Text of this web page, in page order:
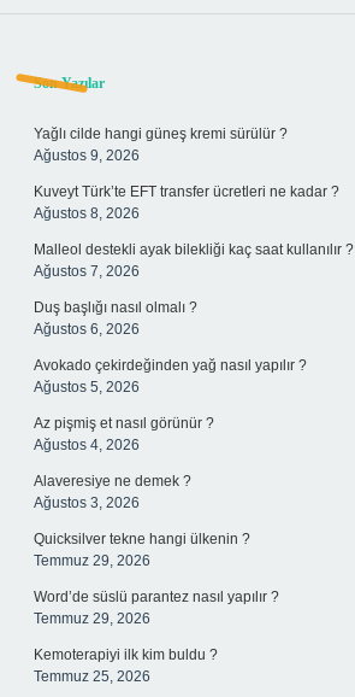
Sidebar
Son Yazılar
Yağlı cilde hangi güneş kremi sürülür ?
Ağustos 9, 2026
Kuveyt Türk’te EFT transfer ücretleri ne kadar ?
Ağustos 8, 2026
Malleol destekli ayak bilekliği kaç saat kullanılır ?
Ağustos 7, 2026
Duş başlığı nasıl olmalı ?
Ağustos 6, 2026
Avokado çekirdeğinden yağ nasıl yapılır ?
Ağustos 5, 2026
Az pişmiş et nasıl görünür ?
Ağustos 4, 2026
Alaveresiye ne demek ?
Ağustos 3, 2026
Quicksilver tekne hangi ülkenin ?
Temmuz 29, 2026
Word’de süslü parantez nasıl yapılır ?
Temmuz 29, 2026
Kemoterapiyi ilk kim buldu ?
Temmuz 25, 2026